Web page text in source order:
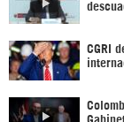
CGRI